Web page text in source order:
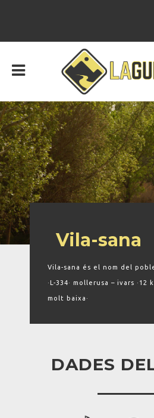
Vila-sana
Vila-sana és el nom del
·L-334· mollerusa – ivars ·12
molt baixa·
DADES